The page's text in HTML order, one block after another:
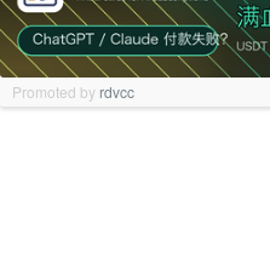
Promoted by rdvcc